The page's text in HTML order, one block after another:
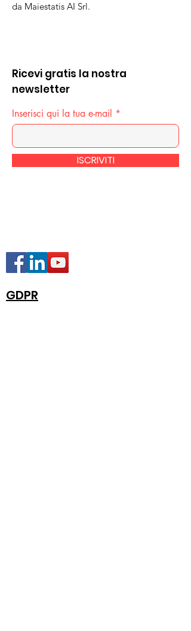
da Maiestatis AI Srl.
Ricevi gratis la nostra
newsletter
Inserisci qui la tua e-mail
ISCRIVITI
GDPR